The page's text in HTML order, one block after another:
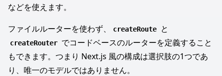
などを使えます。
ファイルルーターを使わず、
createRoute と
createRouter でコードベースのルーターを定義すること
もできます。つまり Next.js 風の構成は選択肢の1つであ
り、唯一のモデルではありません。